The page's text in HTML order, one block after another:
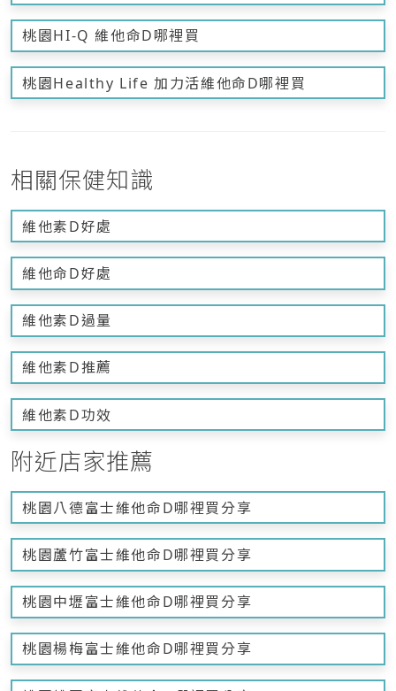
桃園HI-Q 維他命D哪裡買
桃園Healthy Life 加力活維他命D哪裡買
相關保健知識
維他素D好處
維他命D好處
維他素D過量
維他素D推薦
維他素D功效
附近店家推薦
桃園八德富士維他命D哪裡買分享
桃園蘆竹富士維他命D哪裡買分享
桃園中壢富士維他命D哪裡買分享
桃園楊梅富士維他命D哪裡買分享